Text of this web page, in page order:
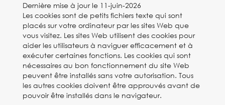
Dernière mise à jour le 11-juin-2026
Les cookies sont de petits fichiers texte qui sont
placés sur votre ordinateur par les sites Web que
vous visitez. Les sites Web utilisent des cookies pour
aider les utilisateurs à naviguer efficacement et à
exécuter certaines fonctions. Les cookies qui sont
nécessaires au bon fonctionnement du site Web
peuvent être installés sans votre autorisation. Tous
les autres cookies doivent être approuvés avant de
pouvoir être installés dans le navigateur.